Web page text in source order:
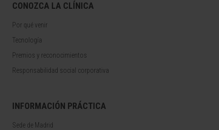
CONOZCA LA CLÍNICA
Por qué venir
Tecnología
Premios y reconocimientos
Responsabilidad social corporativa
INFORMACIÓN PRÁCTICA
Sede de Madrid